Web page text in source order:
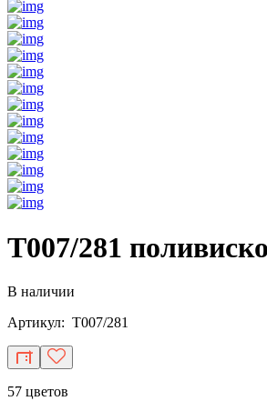
T007/281
В наличии
Артикул: T007/281
57 цветов